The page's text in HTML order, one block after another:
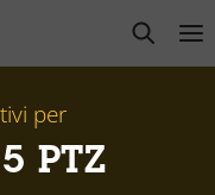
open
per
PTZ